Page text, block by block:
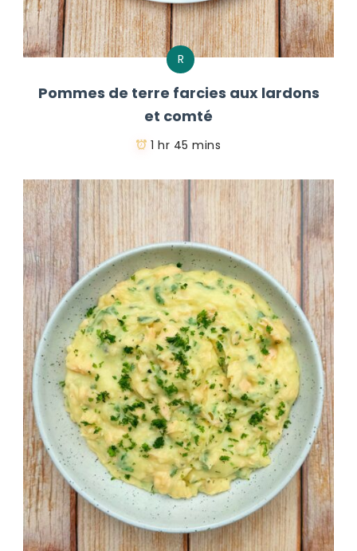
R
Pommes de terre farcies aux lardons
et comté
1 hr 45 mins